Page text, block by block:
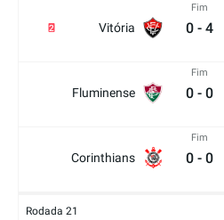
Vitória
2
Fim
0 - 4
Fluminense
Fim
0 - 0
Corinthians
Fim
0 - 0
Rodada 21